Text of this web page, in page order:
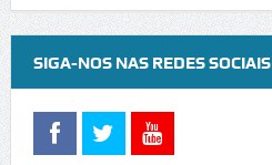
SIGA-NOS NAS REDES SOCIAIS